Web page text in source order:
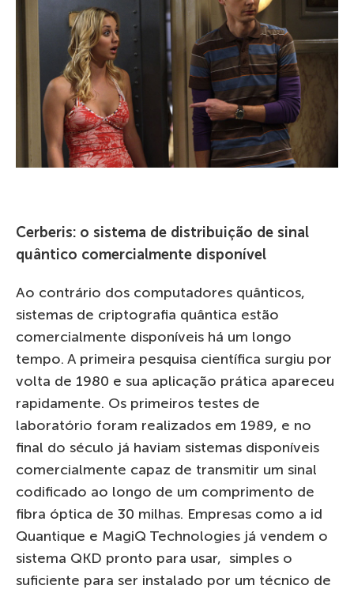
Cerberis: o sistema de distribuição de sinal
quântico comercialmente disponível
Ao contrário dos computadores quânticos,
sistemas de criptografia quântica estão
comercialmente disponíveis há um longo
tempo. A primeira pesquisa científica surgiu por
volta de 1980 e sua aplicação prática apareceu
rapidamente. Os primeiros testes de
laboratório foram realizados em 1989, e no
final do século já haviam sistemas disponíveis
comercialmente capaz de transmitir um sinal
codificado ao longo de um comprimento de
fibra óptica de 30 milhas. Empresas como a id
Quantique e MagiQ Technologies já vendem o
sistema QKD pronto para usar, simples o
suficiente para ser instalado por um técnico de